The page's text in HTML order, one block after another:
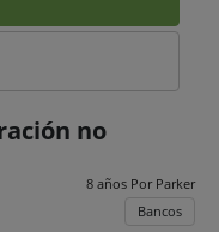
no
8 años Por Parker
Bancos